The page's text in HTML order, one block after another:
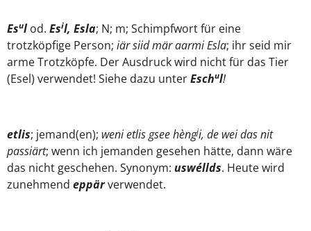
Esulod. Esil, Esla; N; m; Schimpfwort für eine
trotzköpfige Person; iär siid mär aarmi Esla; ihr seid mir
arme Trotzköpfe. Der Ausdruck wird nicht für das Tier
(Esel) verwendet! Siehe dazu unterEschul!
etlis; jemand(en); wenietlis gsee hèngji, de wei das nit
passiärt; wenn ich jemanden gesehen hätte, dann wäre
das nicht geschehen. Synonym: uswéllds. Heute wird
zunehmend eppärverwendet.